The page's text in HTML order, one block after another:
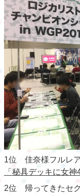
1位 佳奈様フルレ
「秘具デッキに女
2位 帰ってきたセ